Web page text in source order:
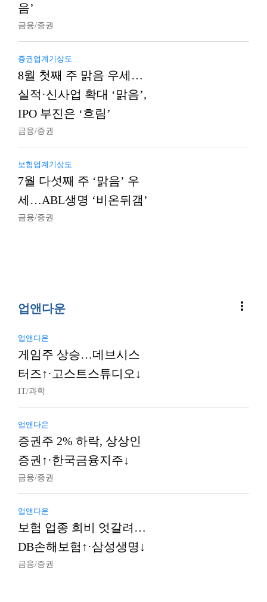
음’
금융/증권
증권업계기상도
8월 첫째 주 맑음 우세…
실적·신사업 확대 ‘맑음’,
IPO 부진은 ‘흐림’
금융/증권
보험업계기상도
7월 다섯째 주 ‘맑음’ 우
세…ABL생명 ‘비온뒤갬’
금융/증권
업앤다운 more_vert
업앤다운
게임주 상승…데브시스
터즈↑·고스트스튜디오↓
IT/과학
업앤다운
증권주 2% 하락, 상상인
증권↑·한국금융지주↓
금융/증권
업앤다운
보험 업종 희비 엇갈려…
DB손해보험↑·삼성생명↓
금융/증권